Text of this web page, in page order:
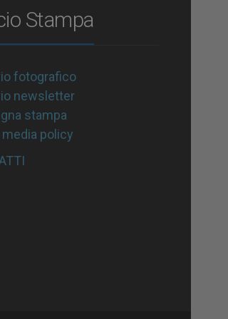
Stampa
fotografico
newsletter
stampa
media policy